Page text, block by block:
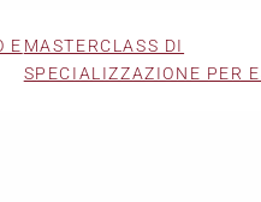
E MASTERCLASS DI
SPECIALIZZAZIONE PER